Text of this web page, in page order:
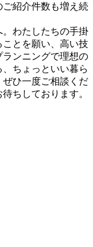
ご紹介件数も増え続
わたしたちの手掛
とを願い、高い技
ンニングで理想の
ちょっといい暮ら
ぜひ一度ご相談くだ
ちしております。